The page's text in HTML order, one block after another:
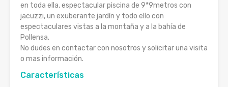
en toda ella, espectacular piscina de 9*9metros con
jacuzzi, un exuberante jardín y todo ello con
espectaculares vistas a la montaña y a la bahía de
Pollensa.
No dudes en contactar con nosotros y solicitar una visita
o mas información.
Características